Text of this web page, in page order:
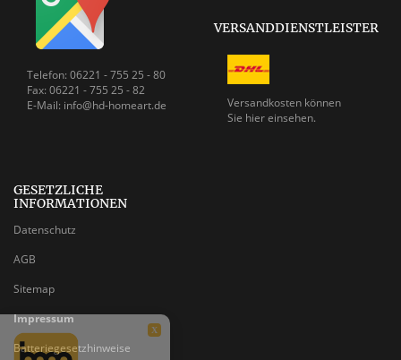
X
Telefon: 06221 - 755 25 - 80
Fax: 06221 - 755 25 - 82
E-Mail: info@hd-homeart.de
VERSANDDIENSTLEISTER
Versandkosten können
Sie hier einsehen.
GESETZLICHE
INFORMATIONEN
Datenschutz
AGB
Sitemap
Impressum
Batteriegesetzhinweise